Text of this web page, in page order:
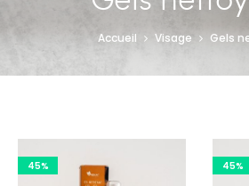
Accueil Visage Gels
45% 45%